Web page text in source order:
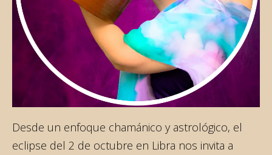
Desde un enfoque chamánico y astrológico, el
eclipse del 2 de octubre en Libra nos invita a